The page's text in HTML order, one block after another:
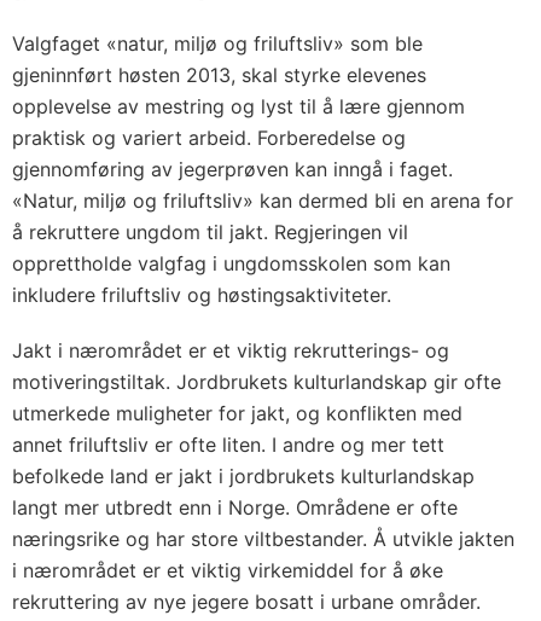
Valgfaget «natur, miljø og friluftsliv» som ble
gjeninnført høsten 2013, skal styrke elevenes
opplevelse av mestring og lyst til å lære gjennom
praktisk og variert arbeid. Forberedelse og
gjennomføring av jegerprøven kan inngå i faget.
«Natur, miljø og friluftsliv» kan dermed bli en arena for
å rekruttere ungdom til jakt. Regjeringen vil
opprettholde valgfag i ungdomsskolen som kan
inkludere friluftsliv og høstingsaktiviteter.
Jakt i nærområdet er et viktig rekrutterings- og
motiveringstiltak. Jordbrukets kulturlandskap gir ofte
utmerkede muligheter for jakt, og konflikten med
annet friluftsliv er ofte liten. I andre og mer tett
befolkede land er jakt i jordbrukets kulturlandskap
langt mer utbredt enn i Norge. Områdene er ofte
næringsrike og har store viltbestander. Å utvikle jakten
i nærområdet er et viktig virkemiddel for å øke
rekruttering av nye jegere bosatt i urbane områder.